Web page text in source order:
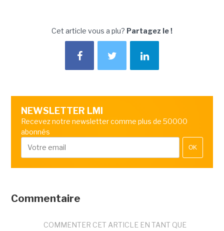
Cet article vous a plu? Partagez le !
NEWSLETTER LMI
Recevez notre newsletter comme plus de 50000
abonnés
OK
Commentaire
COMMENTER CET ARTICLE EN TANT QUE